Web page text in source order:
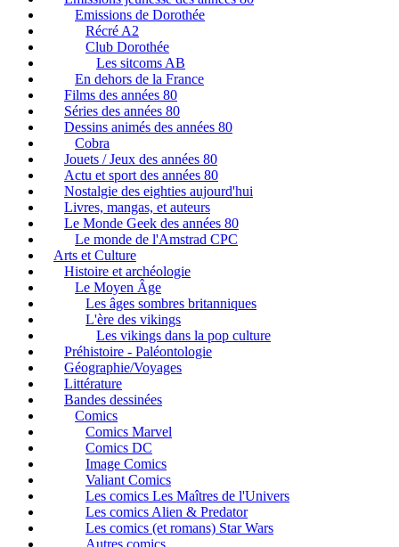
Emissions de Dorothée
Récré A2
Club Dorothée
Les sitcoms AB
En dehors de la France
Films des années 80
Séries des années 80
Dessins animés des années 80
Cobra
Jouets / Jeux des années 80
Actu et sport des années 80
Nostalgie des eighties aujourd'hui
Livres, mangas, et auteurs
Le Monde Geek des années 80
Le monde de l'Amstrad CPC
Arts et Culture
Histoire et archéologie
Le Moyen Âge
Les âges sombres britanniques
L'ère des vikings
Les vikings dans la pop culture
Préhistoire - Paléontologie
Géographie/Voyages
Littérature
Bandes dessinées
Comics
Comics Marvel
Comics DC
Image Comics
Valiant Comics
Les comics Les Maîtres de l'Univers
Les comics Alien & Predator
Les comics (et romans) Star Wars
Autres comics